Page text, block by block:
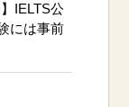
IELTS公
には事前